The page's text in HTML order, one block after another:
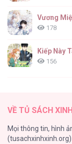
23
22
Vương
178
Kiếp Này
156
139
VỀ TỦ SÁCH
Mọi thông tin, hình